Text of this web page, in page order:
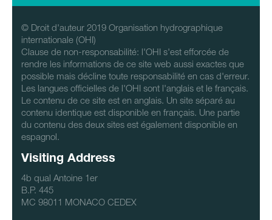
© Droit d'auteur 2019 Organisation hydrographique
internationale (OHI)
Clause de non-responsabilité: l'OHI s'est efforcée de
rendre les informations de ce site web aussi exactes que
possible mais décline toute responsabilité en cas d'erreur.
Les langues officielles de l'OHI sont l'anglais et le français.
Le contenu de ce site est en anglais. Un site séparé au
contenu identique est disponible en français. Une partie
du contenu des deux sites est également disponible en
espagnol.
Visiting Address
4b qual Antoine 1er
B.P. 445
MC 98011 MONACO CEDEX